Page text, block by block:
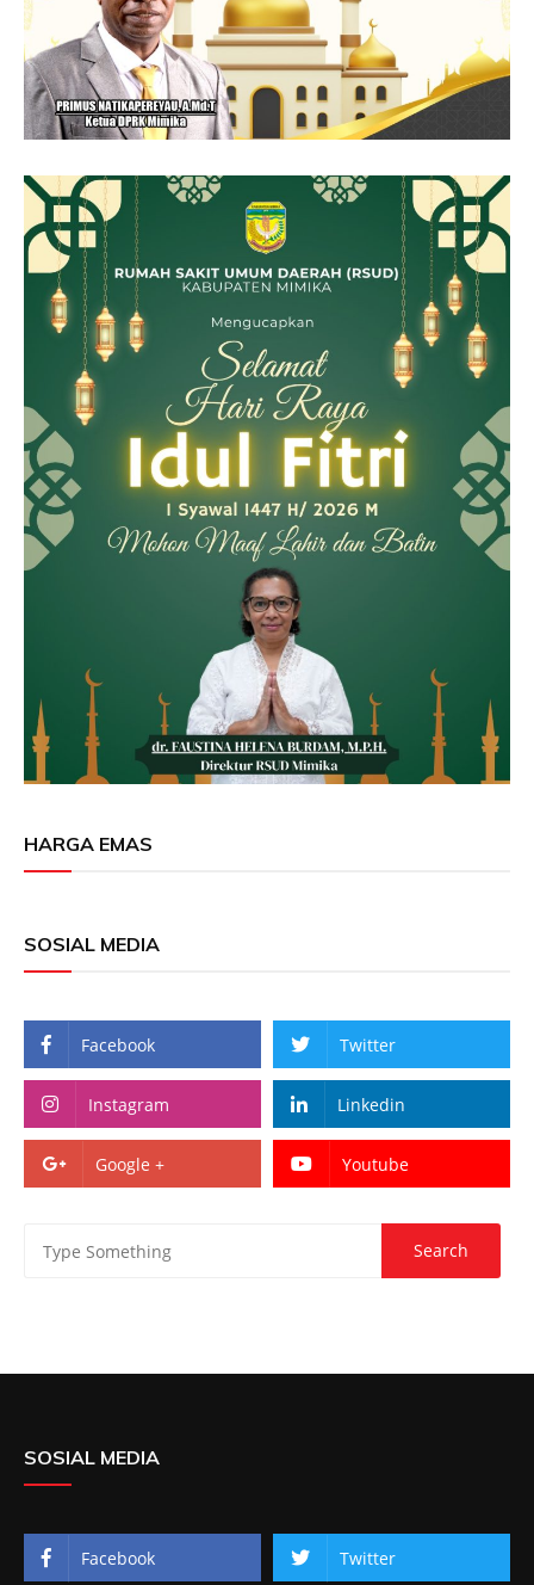
HARGA EMAS
SOSIAL MEDIA
Facebook Twitter
Instagram Linkedin
Google + Youtube
SOSIAL MEDIA
Facebook Twitter